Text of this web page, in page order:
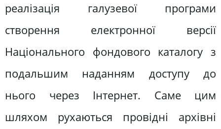
реалізація галузевої програми
створення електронної версії
Національного фондового каталогу з
подальшим наданням доступу до
нього через Інтернет. Саме цим
шляхом рухаються провідні архівні